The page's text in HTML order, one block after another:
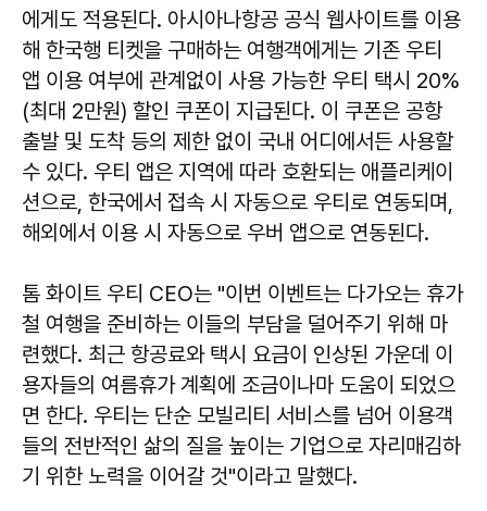
에게도 적용된다. 아시아나항공 공식 웹사이트를 이용
해 한국행 티켓을 구매하는 여행객에게는 기존 우티
앱 이용 여부에 관계없이 사용 가능한 우티 택시 20%
(최대 2만원) 할인 쿠폰이 지급된다. 이 쿠폰은 공항
출발 및 도착 등의 제한 없이 국내 어디에서든 사용할
수 있다. 우티 앱은 지역에 따라 호환되는 애플리케이
션으로, 한국에서 접속 시 자동으로 우티로 연동되며,
해외에서 이용 시 자동으로 우버 앱으로 연동된다.
톰 화이트 우티 CEO는 "이번 이벤트는 다가오는 휴가
철 여행을 준비하는 이들의 부담을 덜어주기 위해 마
련했다. 최근 항공료와 택시 요금이 인상된 가운데 이
용자들의 여름휴가 계획에 조금이나마 도움이 되었으
면 한다. 우티는 단순 모빌리티 서비스를 넘어 이용객
들의 전반적인 삶의 질을 높이는 기업으로 자리매김하
기 위한 노력을 이어갈 것"이라고 말했다.